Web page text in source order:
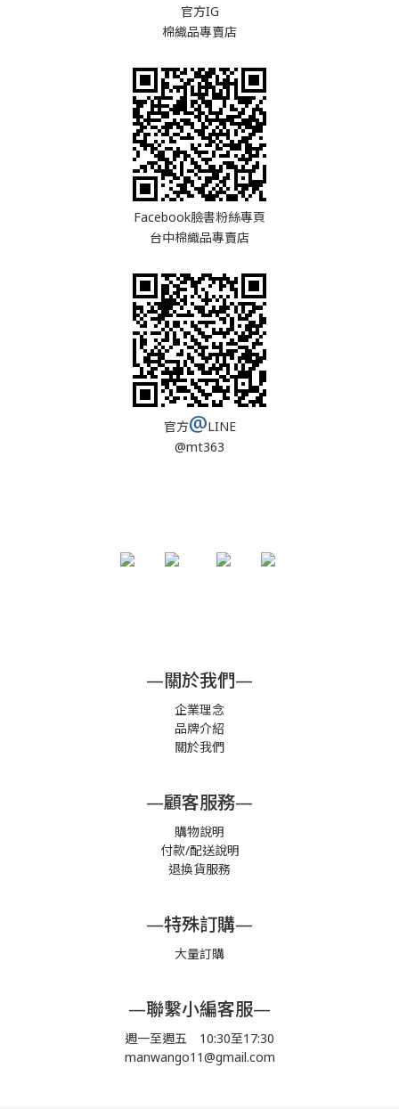
官方IG
棉織品專賣店
Facebook臉書粉絲專頁
台中棉織品專賣店
官方@LINE
@mt363
—關於我們—
企業理念
品牌介紹
關於我們
—顧客服務—
購物說明
付款/配送說明
退換貨服務
—特殊訂購—
大量訂購
—聯繫小編客服—
週一至週五 10:30至17:30
manwango11@gmail.com